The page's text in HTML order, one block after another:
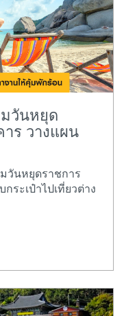
วันหยุด
ร วางแผน
วันหยุดราชการ
ระเป๋าไปเที่ยวต่าง